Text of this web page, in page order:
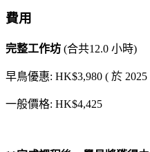
費用
完整工作坊 (合共12.0 小時)
早鳥優惠: HK$3,980 ( 於
一般價格: HK$4,425